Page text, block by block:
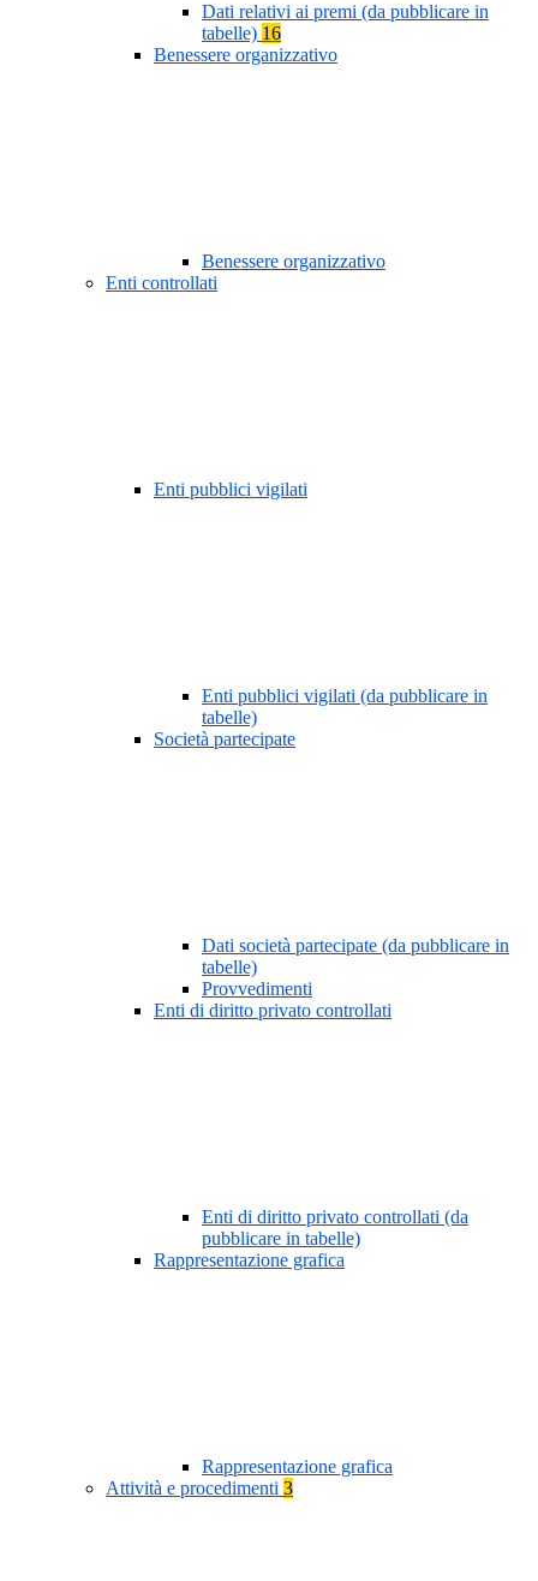
Dati relativi ai premi (da pubblicare in
tabelle) 16
Benessere organizzativo
Benessere organizzativo
Enti controllati
Enti pubblici vigilati
Enti pubblici vigilati (da pubblicare in
tabelle)
Società partecipate
Dati società partecipate (da pubblicare in
tabelle)
Provvedimenti
Enti di diritto privato controllati
Enti di diritto privato controllati (da
pubblicare in tabelle)
Rappresentazione grafica
Rappresentazione grafica
Attività e procedimenti 3